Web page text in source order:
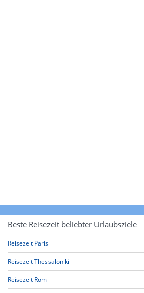
Beste Reisezeit beliebter Urlaubsziele
Reisezeit Paris
Reisezeit Thessaloniki
Reisezeit Rom